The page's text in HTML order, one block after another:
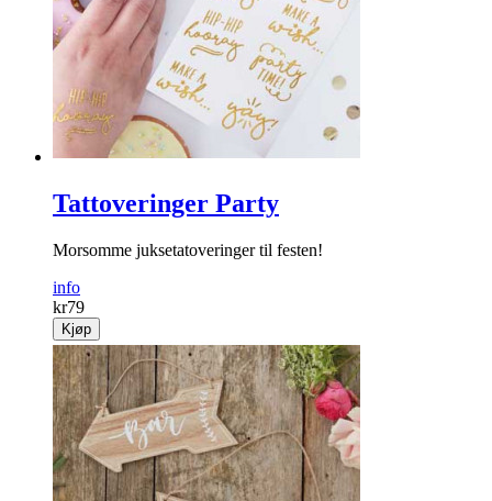
Tattoveringer Party
Morsomme juksetatoveringer til festen!
info
kr79
Kjøp